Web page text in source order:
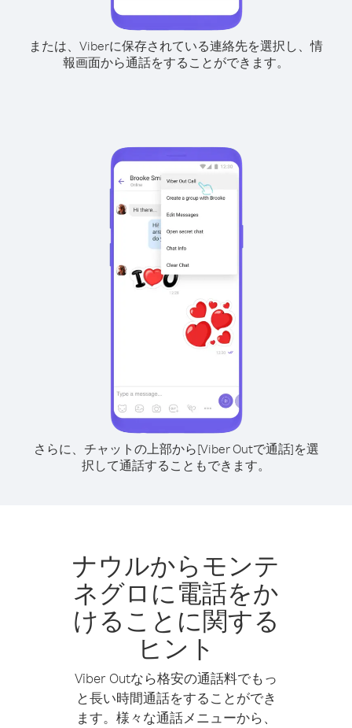
または、Viberに保存されている連絡先を選択し、情
報画面から通話をすることができます。
さらに、チャットの上部から[Viber Outで通話]を選
択して通話することもできます。
ナウルからモンテ
ネグロに電話をか
けることに関する
ヒント
Viber Outなら格安の通話料でもっ
と長い時間通話をすることができ
ます。様々な通話メニューから、